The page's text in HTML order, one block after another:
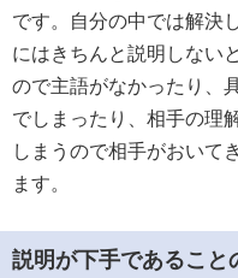
です。自分の中では解決
にはきちんと説明しない
ので主語がなかったり、
でしまったり、相手の理
しまうので相手がおいて
ます。
説明が下手であること